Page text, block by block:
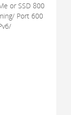
or SSD 800
Port 600